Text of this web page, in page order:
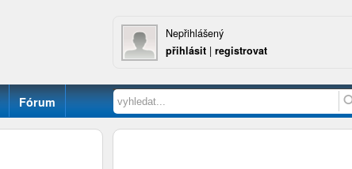
Nepřihlášený
přihlásit | registrovat
Fórum